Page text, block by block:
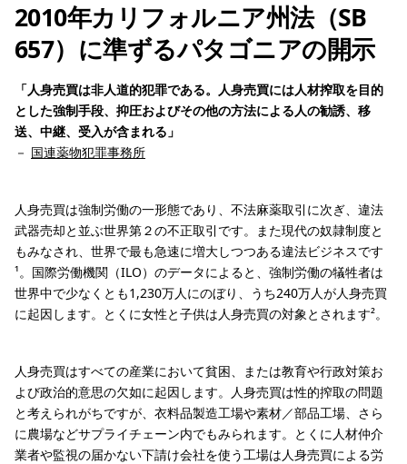
2010年カリフォルニア州法（SB
657）に準ずるパタゴニアの開示
「人身売買は非人道的犯罪である。人身売買には人材搾取を目的
とした強制手段、抑圧およびその他の方法による人の勧誘、移
送、中継、受入が含まれる」
－ 国連薬物犯罪事務所
人身売買は強制労働の一形態であり、不法麻薬取引に次ぎ、違法
武器売却と並ぶ世界第２の不正取引です。また現代の奴隷制度と
もみなされ、世界で最も急速に増大しつつある違法ビジネスです
¹。国際労働機関（ILO）のデータによると、強制労働の犠牲者は
世界中で少なくとも1,230万人にのぼり、うち240万人が人身売買
に起因します。とくに女性と子供は人身売買の対象とされます²。
人身売買はすべての産業において貧困、または教育や行政対策お
よび政治的意思の欠如に起因します。人身売買は性的搾取の問題
と考えられがちですが、衣料品製造工場や素材／部品工場、さら
に農場などサプライチェーン内でもみられます。とくに人材仲介
業者や監視の届かない下請け会社を使う工場は人身売買による労